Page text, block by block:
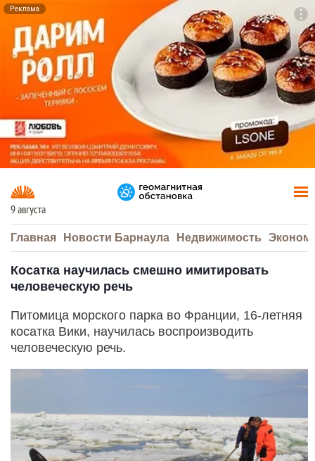
Реклама
9 августа
Главная Новости Барнаула Недвижимость
Косатка научилась смешно имитировать
человеческую речь
Питомица морского парка во Франции, 16-летняя
косатка Вики, научилась воспроизводить
человеческую речь.